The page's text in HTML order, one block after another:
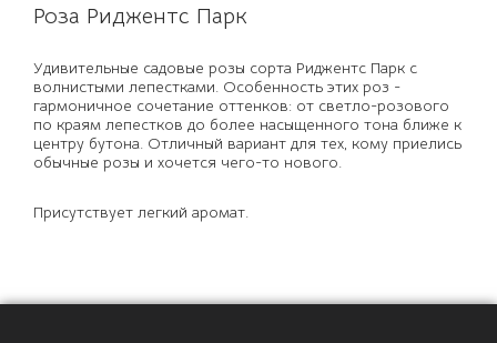
Роза Риджентс Парк
Удивительные садовые розы сорта Риджентс Парк с
волнистыми лепестками. Особенность этих роз -
гармоничное сочетание оттенков: от светло-розового
по краям лепестков до более насыщенного тона ближе к
центру бутона. Отличный вариант для тех, кому приелись
обычные розы и хочется чего-то нового.
Присутствует легкий аромат.